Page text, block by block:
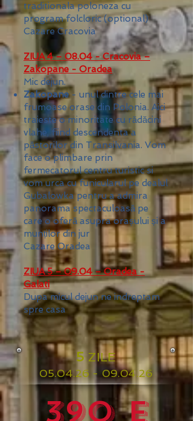
traditionala poloneza cu
program folcloric (optional)
Cazare Cracovia
ZIUA 4 – 08.04 - Cracovia –
Zakopane - Oradea
Mic dejun.
Zakopane- unul dintre cele mai
frumoase orase din Polonia. Aici
traieste o minoritate cu rădăcini
vlahe, fiind descendenta a
păstorilor din Transilvania. Vom
face o plimbare prin
fermecatorul centru turistic si
vom urca cu funicularul pe dealul
Gubalowka pentru a admira
panorama spectaculoasă pe
care o oferă asupra orașului și a
munților din jur
Cazare Oradea
ZIUA 5 – 09.04 – Oradea -
Galati
Dupa micul dejun ne indreptam
spre casa
5 ZILE
05.04.26 - 09.04.26
390 e